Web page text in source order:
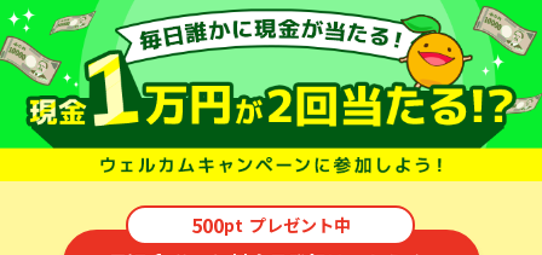
500pt プレゼント中